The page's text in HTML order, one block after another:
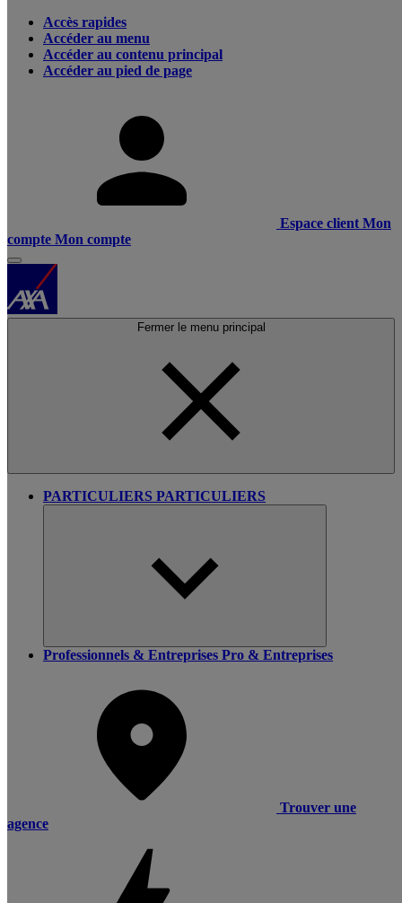
Accès rapides
Accéder au menu
Accéder au contenu principal
Accéder au pied de page
Espace client Mon
compte Mon compte
Fermer le menu principal
PARTICULIERS PARTICULIERS
Professionnels & Entreprises Pro & Entreprises
Trouver une
agence